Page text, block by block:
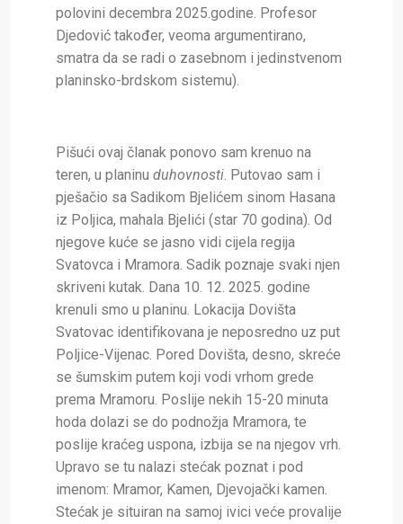
polovini decembra 2025.godine. Profesor
Djedović također, veoma argumentirano,
smatra da se radi o zasebnom i jedinstvenom
planinsko-brdskom sistemu).
Pišući ovaj članak ponovo sam krenuo na
teren, u planinu duhovnosti. Putovao sam i
pješačio sa Sadikom Bjelićem sinom Hasana
iz Poljica, mahala Bjelići (star 70 godina). Od
njegove kuće se jasno vidi cijela regija
Svatovca i Mramora. Sadik poznaje svaki njen
skriveni kutak. Dana 10. 12. 2025. godine
krenuli smo u planinu. Lokacija Dovišta
Svatovac identifikovana je neposredno uz put
Poljice-Vijenac. Pored Dovišta, desno, skreće
se šumskim putem koji vodi vrhom grede
prema Mramoru. Poslije nekih 15-20 minuta
hoda dolazi se do podnožja Mramora, te
poslije kraćeg uspona, izbija se na njegov vrh.
Upravo se tu nalazi stećak poznat i pod
imenom: Mramor, Kamen, Djevojački kamen.
Stećak je situiran na samoj ivici veće provalije